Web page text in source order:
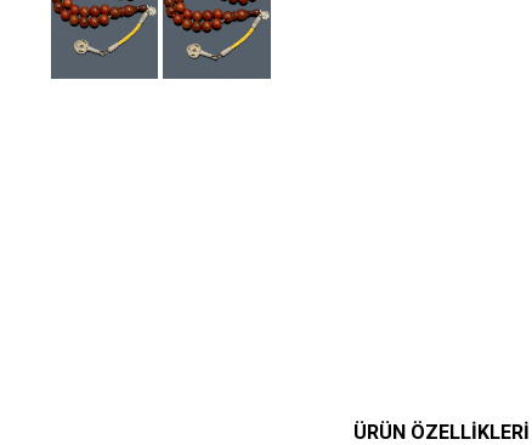
ÜRÜN ÖZELLIKLERI